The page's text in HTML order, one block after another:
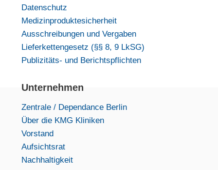
Datenschutz
Medizinproduktesicherheit
Ausschreibungen und Vergaben
Lieferkettengesetz (§§ 8, 9 LkSG)
Publizitäts- und Berichtspflichten
Unternehmen
Zentrale / Dependance Berlin
Über die KMG Kliniken
Vorstand
Aufsichtsrat
Nachhaltigkeit